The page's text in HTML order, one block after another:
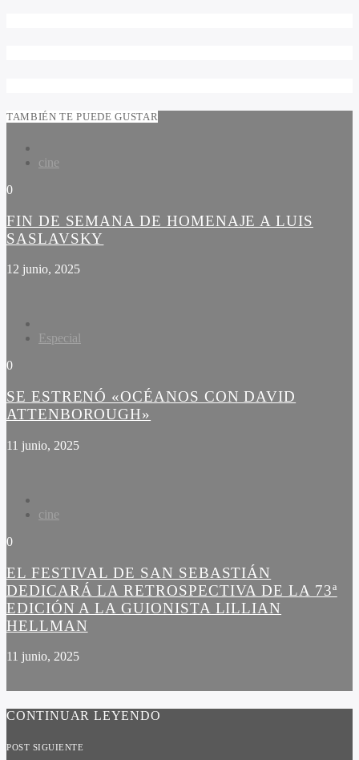
TAMBIÉN TE PUEDE GUSTAR
cine
0
FIN DE SEMANA DE HOMENAJE A LUIS
SASLAVSKY
12 junio, 2025
Especial
0
SE ESTRENÓ «OCÉANOS CON DAVID
ATTENBOROUGH»
11 junio, 2025
cine
0
EL FESTIVAL DE SAN SEBASTIÁN
DEDICARÁ LA RETROSPECTIVA DE LA 73ª
EDICIÓN A LA GUIONISTA LILLIAN
HELLMAN
11 junio, 2025
CONTINUAR LEYENDO
POST SIGUIENTE